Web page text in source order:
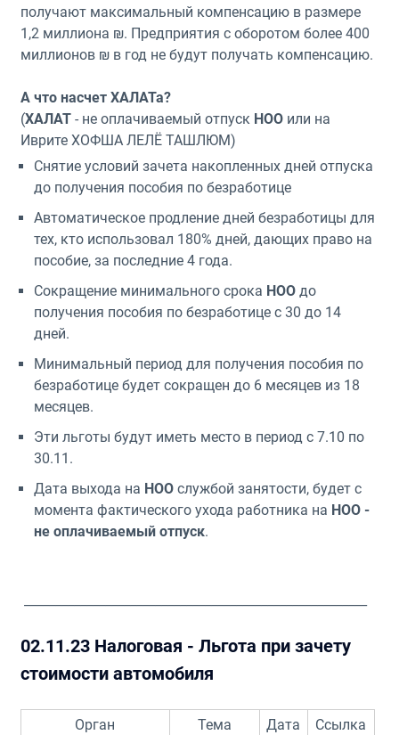
получают максимальный компенсацию в размере
1,2 миллиона ₪. Предприятия с оборотом более 400
миллионов ₪ в год не будут получать компенсацию.
А что насчет ХАЛАТа?
(ХАЛАТ - не оплачиваемый отпуск НОО или на
Иврите ХОФША ЛЕЛЁ ТАШЛЮМ)
Снятие условий зачета накопленных дней отпуска
до получения пособия по безработице
Автоматическое продление дней безработицы для
тех, кто использовал 180% дней, дающих право на
пособие, за последние 4 года.
Сокращение минимального срока НОО до
получения пособия по безработице с 30 до 14
дней.
Минимальный период для получения пособия по
безработице будет сокращен до 6 месяцев из 18
месяцев.
Эти льготы будут иметь место в период с 7.10 по
30.11.
Дата выхода на НОО службой занятости, будет с
момента фактического ухода работника на НОО -
не оплачиваемый отпуск.
02.11.23 Налоговая - Льгота при зачету
стоимости автомобиля
Орган Тема Дата
Ссылка